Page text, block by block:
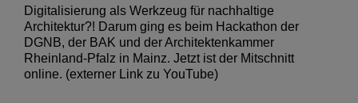
Digitalisierung als Werkzeug für nachhaltige
Architektur?! Darum ging es beim Hackathon der
DGNB, der BAK und der Architektenkammer
Rheinland-Pfalz in Mainz. Jetzt ist der Mitschnitt
online. (externer Link zu YouTube)